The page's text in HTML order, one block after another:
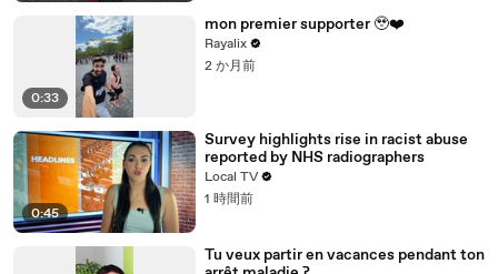
0:33
mon premier supporter 🥹❤️
Rayalix
2 か月前
0:45
Survey highlights rise in racist abuse
reported by NHS radiographers
Local TV
1 時間前
Tu veux partir en vacances pendant ton